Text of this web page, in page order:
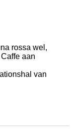
rossa wel,
aan
van